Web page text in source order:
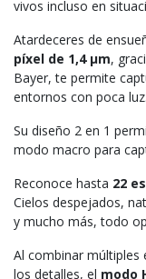
vivos incluso en
Atardeceres de
píxel de 1,4 μm,
Bayer, te permite
entornos con poca luz.
Su diseño 2 en 1
modo macro para
Reconoce hasta 22
Cielos despejados,
y mucho más, todo
Al combinar
los detalles, el modo